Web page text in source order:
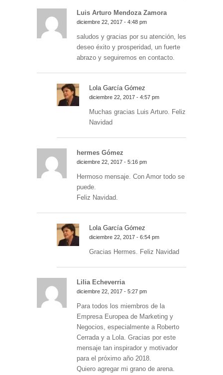
Luis Arturo Mendoza Zamora
diciembre 22, 2017 - 4:48 pm
saludos y gracias por su atención, les
deseo éxito y prosperidad, un fuerte
abrazo y seguiremos en contacto.
Lola García Gómez
diciembre 22, 2017 - 4:57 pm
Muchas gracias Luis Arturo. Feliz
Navidad
hermes Gómez
diciembre 22, 2017 - 5:16 pm
Hermoso mensaje. Con Amor todo se
puede.
Feliz Navidad.
Lola García Gómez
diciembre 22, 2017 - 6:54 pm
Gracias Hermes. Feliz Navidad
Lilia Echeverria
diciembre 22, 2017 - 5:27 pm
Para todos los miembros de la
Empresa Europea de Marketing y
Negocios, especialmente a Roberto
Cerrada y a Lola. Gracias por este
mensaje tan inspirador y motivador
para el próximo año 2018.
Quiero agregar mi grano de arena.